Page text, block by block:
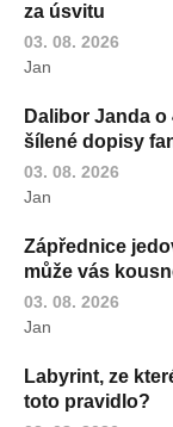
za úsvitu
03. 08. 2026
Jan
Dalibor Janda
šílené dopisy
03. 08. 2026
Jan
Zápřednice
může vás
03. 08. 2026
Jan
Labyrint, ze
toto pravidlo?